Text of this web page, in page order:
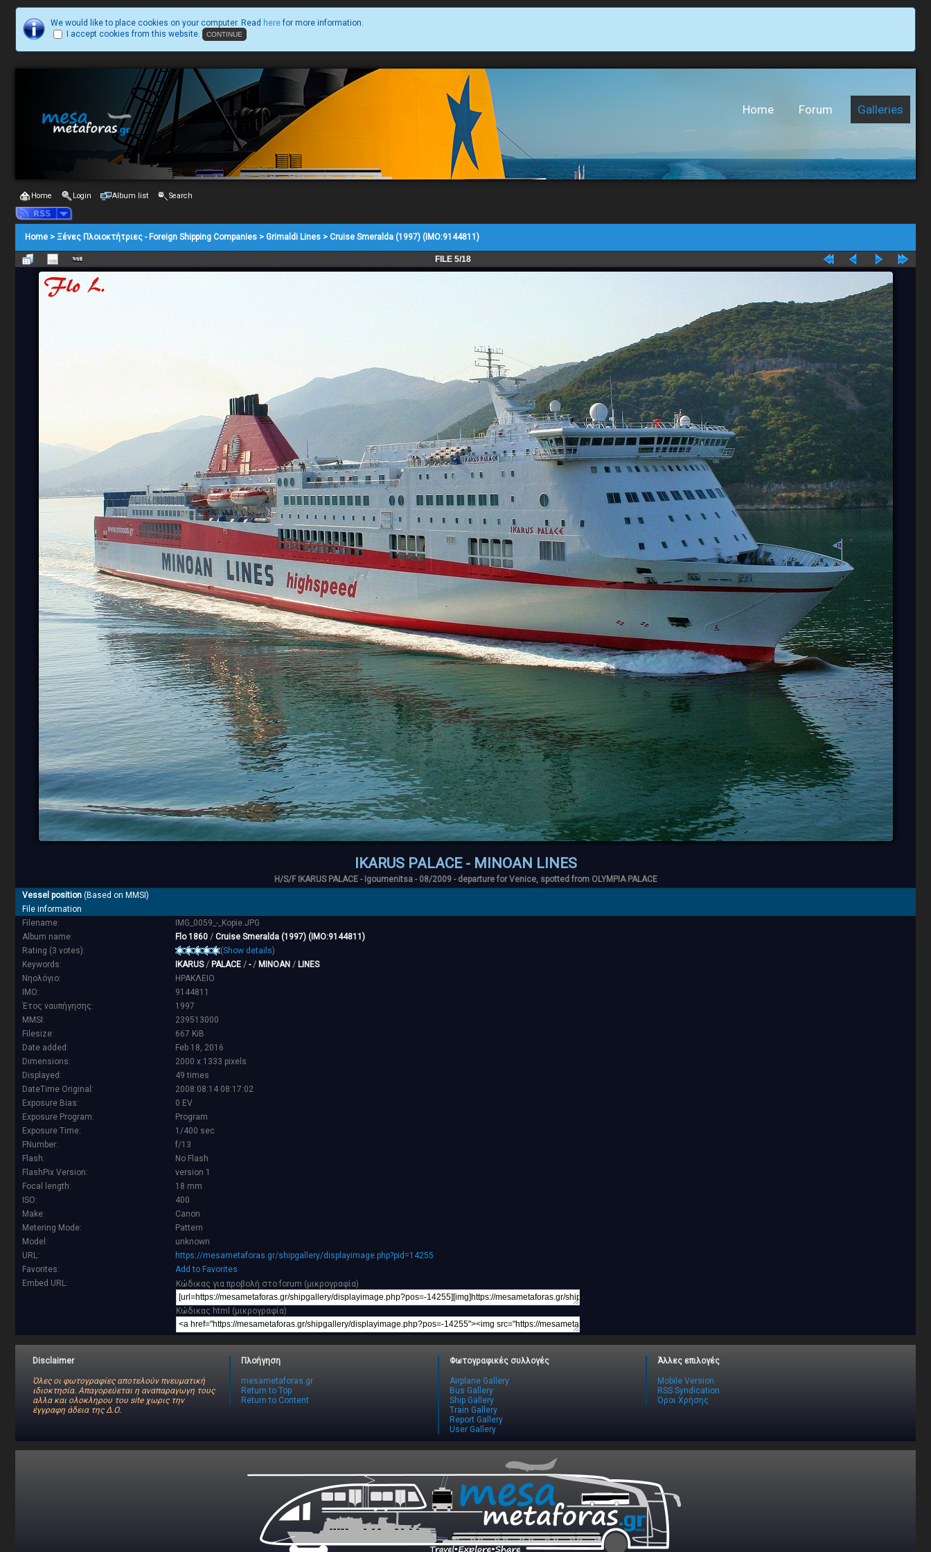
We would like to place cookies on your computer. Read here for more information.
I accept cookies from this website.
Home Forum Galleries
Home Login Album list Search
Home > Ξένες Πλοιοκτήτριες - Foreign Shipping Companies > Grimaldi Lines > Cruise Smeralda (1997) (IMO:9144811)
FILE 5/18
IKARUS PALACE - MINOAN LINES
H/S/F IKARUS PALACE - Igoumenitsa - 08/2009 - departure for Venice, spotted from OLYMPIA PALACE
Vessel position (Based on MMSI)
File information
Filename:
IMG_0059_-_Kopie.JPG
Album name:
Flo 1860 / Cruise Smeralda (1997) (IMO:9144811)
Rating (3 votes):
(Show details)
Keywords:
IKARUS/ PALACE / -/ MINOAN / LINES
Νηολόγιο:
ΗΡΑΚΛΕΙΟ
IMO:
9144811
Έτος ναυπήγησης:
1997
MMSI:
239513000
Filesize:
667 KiB
Date added:
Feb 18, 2016
Dimensions:
2000 x 1333 pixels
Displayed:
49 times
DateTime Original:
2008:08:14 08:17:02
Exposure Bias:
0 EV
Exposure Program:
Program
Exposure Time:
1/400 sec
FNumber:
f/13
Flash:
No Flash
FlashPix Version:
version 1
Focal length:
18 mm
ISO:
400
Make:
Canon
Metering Mode:
Pattern
Model:
unknown
URL:
https://mesametaforas.gr/shipgallery/displayimage.php?pid=14255
Favorites:
Add to Favorites
Embed URL:
Κώδικας για προβολή στο forum (μικρογραφία)
Κώδικας html (μικρογραφία)
Disclaimer
Όλες οι φωτογραφίες αποτελούν πνευματική
ιδιοκτησία. Απαγορεύεται η αναπαραγωγη τους
αλλα και ολοκληρου του site χωρις την
έγγραφη άδεια της Δ.Ο.
Πλοήγηση
mesametaforas.gr
Return to Top
Return to Content
Φωτογραφικές συλλογές
Airplane Gallery
Bus Gallery
Ship Gallery
Train Gallery
Report Gallery
User Gallery
Άλλες επιλογές
Mobile Version
RSS Syndication
Όροι Χρήσης